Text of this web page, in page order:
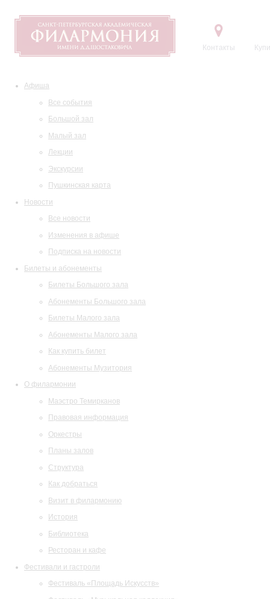
Контакты
Афиша
Все события
Большой зал
Малый зал
Лекции
Экскурсии
Пушкинская карта
Новости
Все новости
Изменения в афише
Подписка на новости
Билеты и абонементы
Билеты Большого зала
Абонементы Большого зала
Билеты Малого зала
Абонементы Малого зала
Как купить билет
Абонементы Музитория
О филармонии
Маэстро Темирканов
Правовая информация
Оркестры
Планы залов
Структура
Как добраться
Визит в филармонию
История
Библиотека
Ресторан и кафе
Фестивали и гастроли
Фестиваль «Площадь Искусств»